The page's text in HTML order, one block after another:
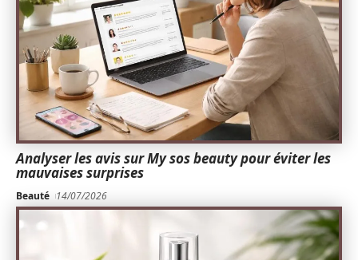
Analyser les avis sur My sos beauty pour éviter les
mauvaises surprises
Beauté 14/07/2026